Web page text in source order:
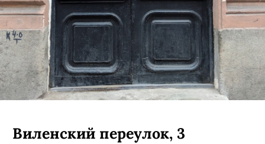
Виленский переулок, 3